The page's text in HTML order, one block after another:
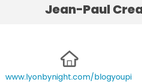
Jean-Paul
www.lyonbynight.com/blogyoupi